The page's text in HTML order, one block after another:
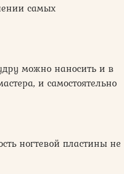
самых
можно наносить и в
и самостоятельно
ногтевой пластины не